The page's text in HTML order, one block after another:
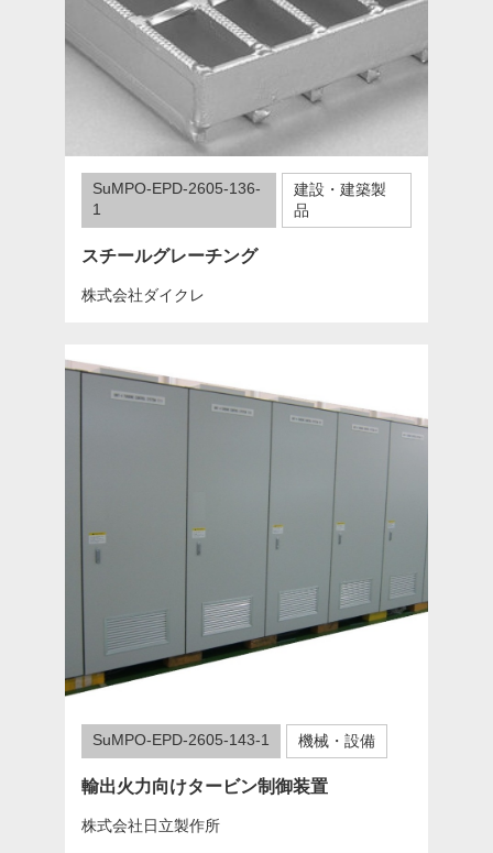
SuMPO-EPD-2605-136-
1
建設・建築製
品
スチールグレーチング
株式会社ダイクレ
SuMPO-EPD-2605-143-1 機械・設備
輸出火力向けタービン制御装置
株式会社日立製作所